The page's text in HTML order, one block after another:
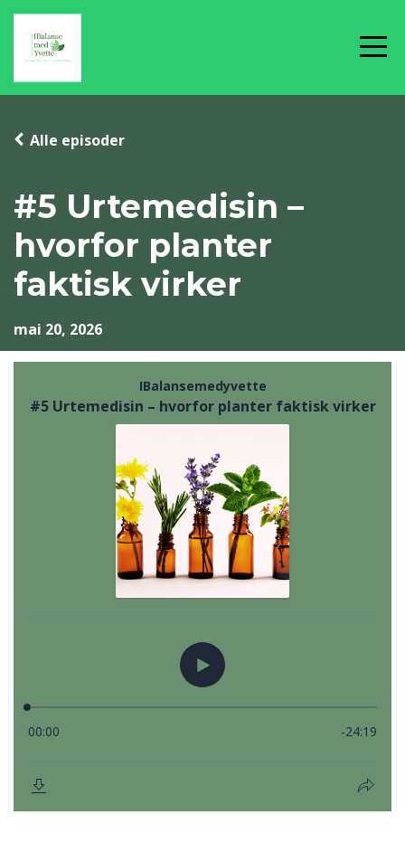
#5 Urtemedisin –
hvorfor planter
faktisk virker
Alle episoder
mai 20, 2026